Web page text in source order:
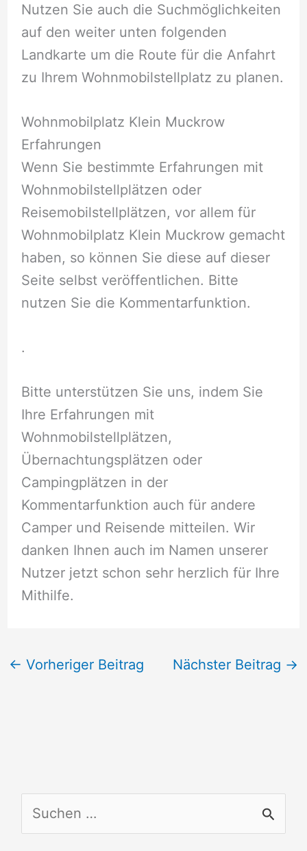
Nutzen Sie auch die Suchmöglichkeiten
auf den weiter unten folgenden
Landkarte um die Route für die Anfahrt
zu Ihrem Wohnmobilstellplatz zu planen.
Wohnmobilplatz Klein Muckrow
Erfahrungen
Wenn Sie bestimmte Erfahrungen mit
Wohnmobilstellplätzen oder
Reisemobilstellplätzen, vor allem für
Wohnmobilplatz Klein Muckrow gemacht
haben, so können Sie diese auf dieser
Seite selbst veröffentlichen. Bitte
nutzen Sie die Kommentarfunktion.
.
Bitte unterstützen Sie uns, indem Sie
Ihre Erfahrungen mit
Wohnmobilstellplätzen,
Übernachtungsplätzen oder
Campingplätzen in der
Kommentarfunktion auch für andere
Camper und Reisende mitteilen. Wir
danken Ihnen auch im Namen unserer
Nutzer jetzt schon sehr herzlich für Ihre
Mithilfe.
← Vorheriger Beitrag Nächster Beitrag →
u